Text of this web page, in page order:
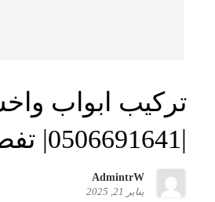
تركيب ابواب
|0506691641| تفصيل ابواب
AdmintrW
يناير 21, 2025